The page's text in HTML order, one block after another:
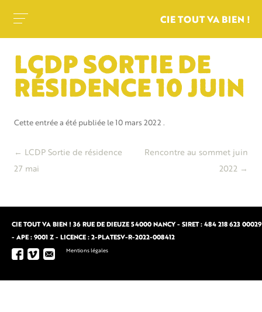
LCDP SORTIE DE
RÉSIDENCE 10 JUIN
Cette entrée a été publiée le 10 mars 2022 .
Navigation
des
←
LCDP Sortie de résidence
27 mai
Rencontre au sommet juin
2022 →
CIE TOUT VA BIEN ! 36 RUE DE DIEUZE 54000 NANCY - SIRET : 484 218 623 00029
- APE : 9001 Z - LICENCE : 2-PLATESV-R-2022-008412
Mentions légales
CIE TOUT VA BIEN !